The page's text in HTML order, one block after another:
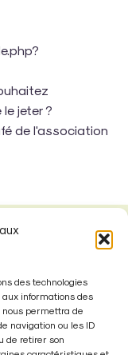
des technologies
informations des
permettra de
navigation ou les ID
de retirer son
jeter ?
de l'association